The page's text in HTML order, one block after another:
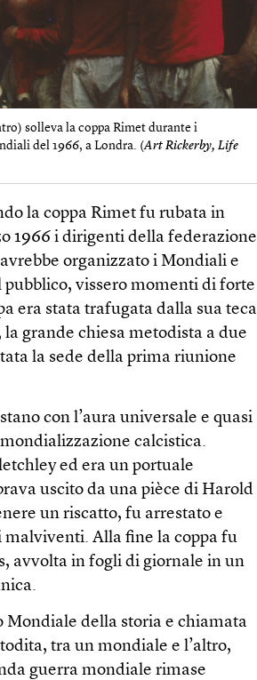
solleva la coppa Rimet durante i
del 1966, a Londra. (Art Rickerby, Life
la coppa Rimet fu rubata in
1966 i dirigenti della federazione
organizzato i Mondiali e
pubblico, vissero momenti di forte
era stata trafugata dalla sua teca
grande chiesa metodista a due
la sede della prima riunione
con l’aura universale e quasi
calcistica.
ed era un portuale
uscito da una pièce di Harold
un riscatto, fu arrestato e
malviventi. Alla fine la coppa fu
avvolta in fogli di giornale in un
Mondiale della storia e chiamata
tra un mondiale e l’altro,
guerra mondiale rimase